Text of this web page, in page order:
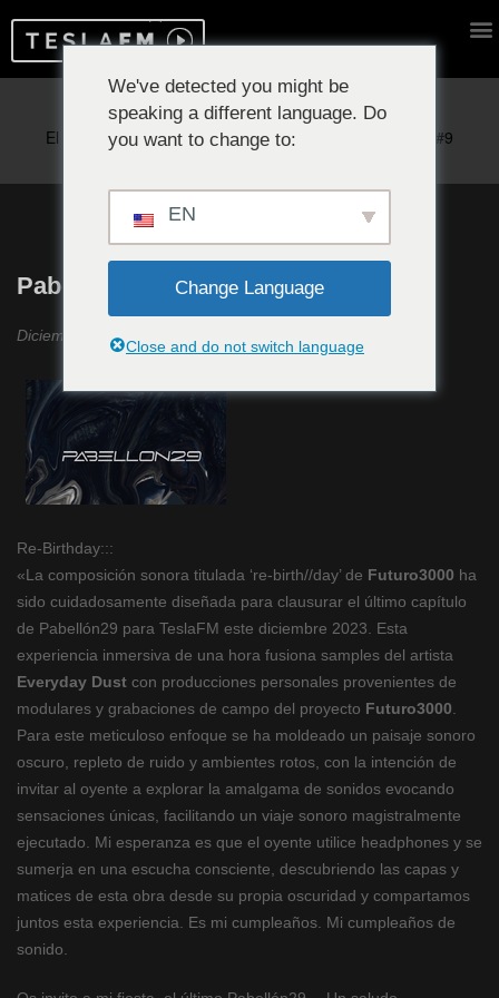
Reproduciendo ahora:
Pabellón 29 #4
Diciembre 2023
Re-Birthday:::
«La composición sonora titulada ‘re-birth//day’ de Futuro3000 ha
sido cuidadosamente diseñada para clausurar el último capítulo
de Pabellón29 para TeslaFM este diciembre 2023. Esta
experiencia inmersiva de una hora fusiona samples del artista
Everyday Dust con producciones personales provenientes de
modulares y grabaciones de campo del proyecto Futuro3000
Para este meticuloso enfoque se ha moldeado un paisaje sonoro
oscuro, repleto de ruido y ambientes rotos, con la intención de
invitar al oyente a explorar la amalgama de sonidos evocando
sensaciones únicas, facilitando un viaje sonoro magistralmente
ejecutado. Mi esperanza es que el oyente utilice headphones y se
sumerja en una escucha consciente, descubriendo las capas y
matices de esta obra desde su propia oscuridad y compartamos
juntos esta experiencia. Es mi cumpleaños. Mi cumpleaños de
sonido.
We've detected you might be
speaking a different language. Do
you want to change to:
EN
Change Language
Close and do not switch language